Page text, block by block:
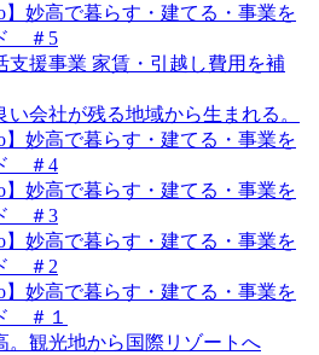
】妙高で暮らす・建てる・事業を
＃5
支援事業 家賃・引越し費用を補
い会社が残る地域から生まれる。
】妙高で暮らす・建てる・事業を
＃4
】妙高で暮らす・建てる・事業を
＃3
】妙高で暮らす・建てる・事業を
＃2
】妙高で暮らす・建てる・事業を
＃１
。観光地から国際リゾートへ